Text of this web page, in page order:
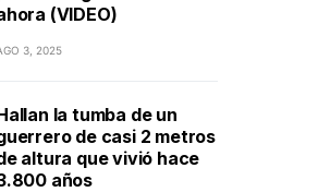
(VIDEO)
3, 2025
la tumba de un
de casi 2 metros
altura que vivió hace
años